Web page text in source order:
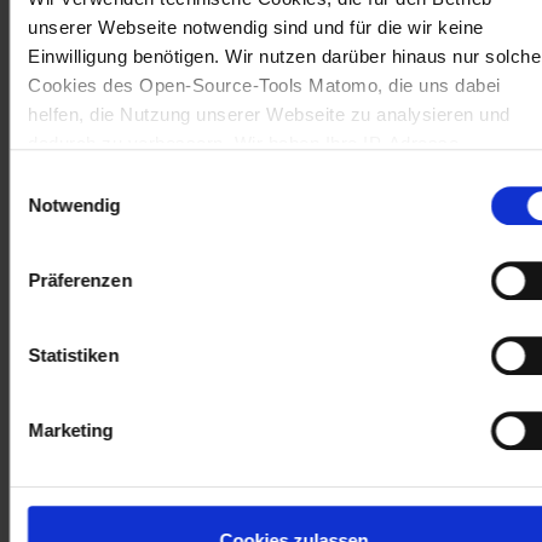
unserer Webseite notwendig sind und für die wir keine
Einwilligung benötigen. Wir nutzen darüber hinaus nur solche
Cookies des Open-Source-Tools Matomo, die uns dabei
helfen, die Nutzung unserer Webseite zu analysieren und
Anonymisierung benötigen wir aufgrund der aktuellen
Rechtslage Ihre Einwilligung für diese Cookies. Sie können
Ihre Einwilligung jederzeit in den "Cookie-Hinweisen", die Sie
auf unserer Website finden, widerrufen.
Notwendig
Präferenzen
Statistiken
Marketing